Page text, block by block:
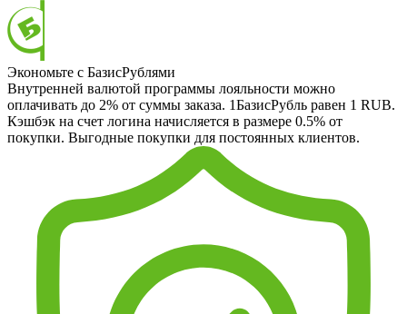
Экономьте с БазисРублями
Внутренней валютой программы лояльности можно
оплачивать до 2% от суммы заказа. 1БазисРубль равен 1 RUB.
Кэшбэк на счет логина начисляется в размере 0.5% от
покупки. Выгодные покупки для постоянных клиентов.